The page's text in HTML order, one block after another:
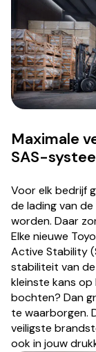
Maximale
SAS-
Voor elk bedrijf
de lading van
worden. Daar
Elke nieuwe
Active Stability
stabiliteit van
kleinste kans
bochten? Dan
te waarborgen.
veiligste
ook in jouw